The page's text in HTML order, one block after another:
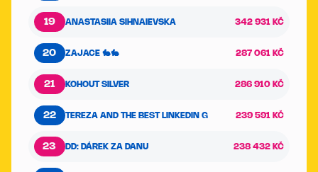
19 ANASTASIIA SIHNAIEVSKA 342 931 KČ
20 ZAJACE 🐇🐇 287 061 KČ
21 KOHOUT SILVER 286 910 KČ
22 TEREZA AND THE BEST LINKEDIN G 239 591 KČ
23 DD: DÁREK ZA DANU 238 432 KČ